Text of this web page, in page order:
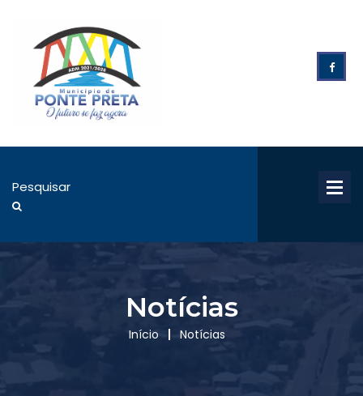
Notícias
Início Notícias